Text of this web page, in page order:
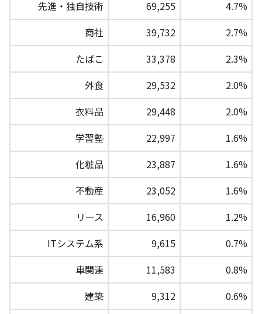
先進・独自技術 69,255
4.7%
商社
39,732
2.7%
たばこ
33,378
2.3%
外食
29,532
2.0%
衣料品
29,448
2.0%
学習塾
22,997
1.6%
化粧品
23,887
1.6%
不動産
23,052
1.6%
リース
16,960
1.2%
ITシステム系
9,615
0.7%
車関連
11,583
0.8%
建築
9,312
0.6%